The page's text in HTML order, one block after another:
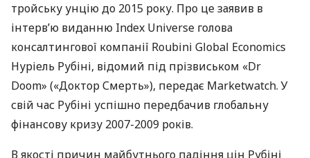
тройську унцію до 2015 року. Про це заявив в
інтерв’ю виданню Index Universe голова
консалтингової компанії Roubini Global Economics
Нуріель Рубіні, відомий під прізвиськом «Dr
Doom» («Доктор Смерть»), передає Marketwatch. У
свій час Рубіні успішно передбачив глобальну
фінансову кризу 2007-2009 років.
В якості причин майбутнього падіння цін Рубіні